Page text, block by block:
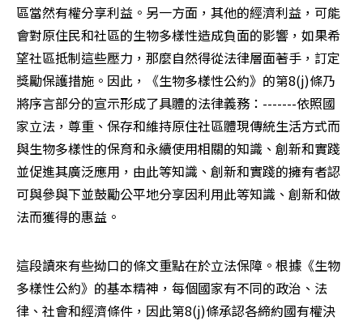
區當然有權分享利益。另一方面，其他的經濟利益，可能
會對原住民和社區的生物多樣性造成負面的影響，如果希
望社區抵制這些壓力，那麼自然得從法律層面著手，訂定
獎勵保護措施。因此，《生物多樣性公約》的第8(j)條乃
將序言部分的宣示形成了具體的法律義務：-------依照國
家立法，尊重、保存和維持原住社區體現傳統生活方式而
與生物多樣性的保育和永續使用相關的知識、創新和實踐
並促進其廣泛應用，由此等知識、創新和實踐的擁有者認
可與參與下並鼓勵公平地分享因利用此等知識、創新和做
法而獲得的惠益。
這段讀來有些拗口的條文重點在於立法保障。根據《生物
多樣性公約》的基本精神，每個國家有不同的政治、法
律、社會和經濟條件，因此第8(j)條承認各締約國有權決